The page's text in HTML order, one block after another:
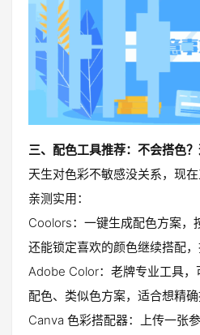
三、配色工具推荐：不会搭色
天生对色彩不敏感没关系，现
亲测实用：
Coolors：一键生成配色方案，
还能锁定喜欢的颜色继续搭配，
Adobe Color：老牌专业工具
配色、类似色方案，适合想精确
Canva 色彩搭配器：上传一张